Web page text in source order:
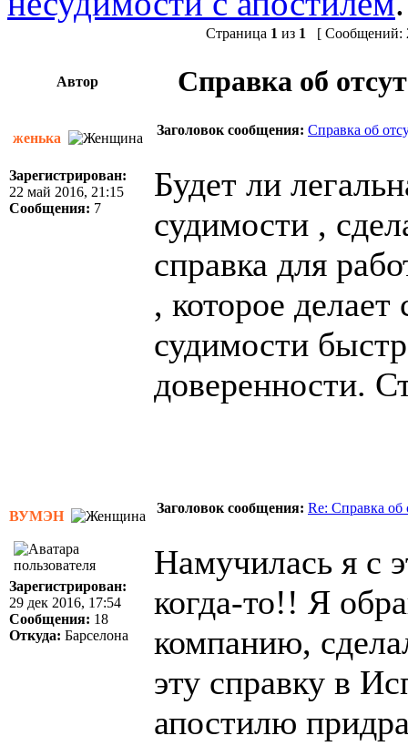
Страница 1 из 1 [ Сообщений:
Автор Справка об
женька
Заголовок сообщения: Справка об
Зарегистрирован:
22 май 2016, 21:15
Сообщения: 7
Будет ли
судимости ,
справка для
, которое делает
судимости
доверенности.
ВУМЭН
Заголовок сообщения: Re: Справка об
Зарегистрирован:
29 дек 2016, 17:54
Сообщения: 18
Откуда: Барселона
Намучилась я с
когда-то!! Я
компанию,
эту справку в
апостилю